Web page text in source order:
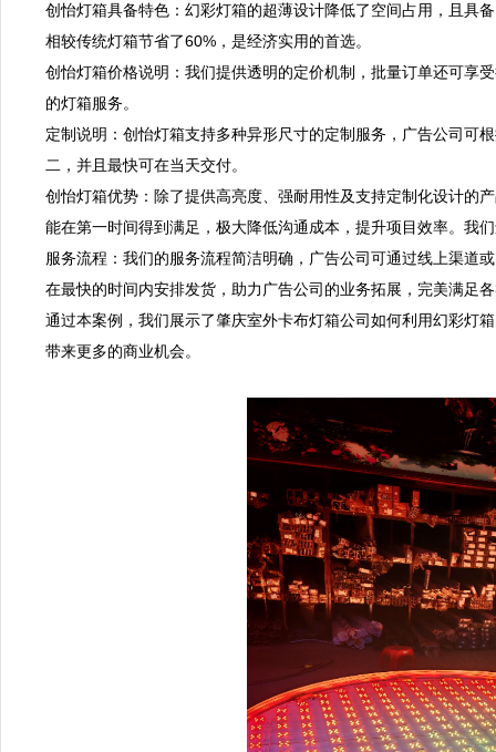
创怡灯箱具备特色：幻彩灯箱的超薄设计降低了空间占用，且具
相较传统灯箱节省了60%，是经济实用的首选。
创怡灯箱价格说明：我们提供透明的定价机制，批量订单还可享
的灯箱服务。
定制说明：创怡灯箱支持多种异形尺寸的定制服务，广告公司可
二，并且最快可在当天交付。
创怡灯箱优势：除了提供高亮度、强耐用性及支持定制化设计的
能在第一时间得到满足，极大降低沟通成本，提升项目效率。我
服务流程：我们的服务流程简洁明确，广告公司可通过线上渠道
在最快的时间内安排发货，助力广告公司的业务拓展，完美满足
通过本案例，我们展示了肇庆室外卡布灯箱公司如何利用幻彩灯
带来更多的商业机会。